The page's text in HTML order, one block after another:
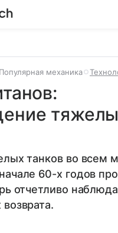
Популярная механика
танков во всем
60-х годов
отчетливо